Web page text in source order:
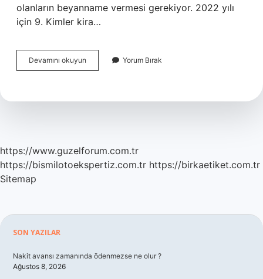
olanların beyanname vermesi gerekiyor. 2022 yılı
için 9. Kimler kira…
Devamını okuyun Beyanname
Verme
Yorum Bırak
https://www.guzelforum.com.tr
https://bismilotoekspertiz.com.tr https://birkaetiket.com.tr
Sitemap
Sidebar
SON YAZILAR
Nakit avansı zamanında ödenmezse ne olur ?
Ağustos 8, 2026